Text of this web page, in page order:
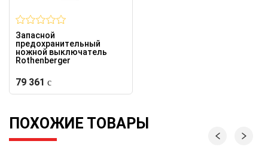
Запасной
предохранительный
ножной выключатель
Rothenberger
79 361
ПОХОЖИЕ ТОВАРЫ